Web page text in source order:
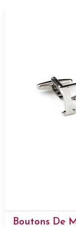
Boutons De